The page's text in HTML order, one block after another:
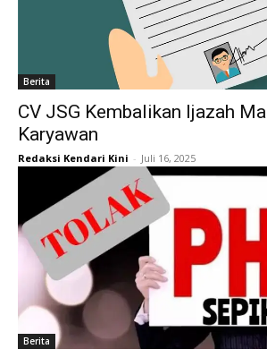
Berita
CV JSG Kembalikan Ijazah
Karyawan
Redaksi Kendari Kini - Juli 16, 2025
Berita